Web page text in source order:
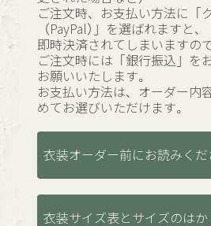
ご注文時、お支払い方法に「
（PayPal）」を選ばれますと、
即時決済されてしまいますので
ご注文時には「銀行振込」を
お願いいたします。
お支払い方法は、オーダー内
めてお選びいただけます。
衣装オーダー前にお読みくだ
衣装サイズ表とサイズのはか